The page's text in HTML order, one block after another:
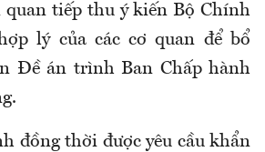
quan tiếp thu ý kiến Bộ Chính
lý của các cơ quan để bổ
Đề án trình Ban Chấp hành
đồng thời được yêu cầu khẩn